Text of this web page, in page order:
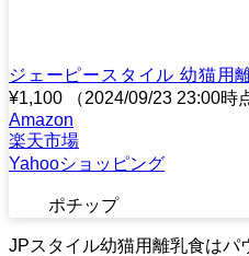
ジェーピースタイル 幼猫用
¥1,100
（2024/09/23 23:00時
Amazon
楽天市場
Yahooショッピング
ポチップ
JPスタイル幼猫用離乳食はパ